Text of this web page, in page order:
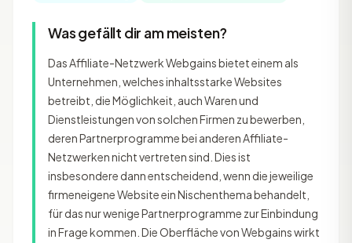
Was gefällt dir am meisten?
Das Affiliate-Netzwerk Webgains bietet einem als
Unternehmen, welches inhaltsstarke Websites
betreibt, die Möglichkeit, auch Waren und
Dienstleistungen von solchen Firmen zu bewerben,
deren Partnerprogramme bei anderen Affiliate-
Netzwerken nicht vertreten sind. Dies ist
insbesondere dann entscheidend, wenn die jeweilige
firmeneigene Website ein Nischenthema behandelt,
für das nur wenige Partnerprogramme zur Einbindung
in Frage kommen. Die Oberfläche von Webgains wirkt